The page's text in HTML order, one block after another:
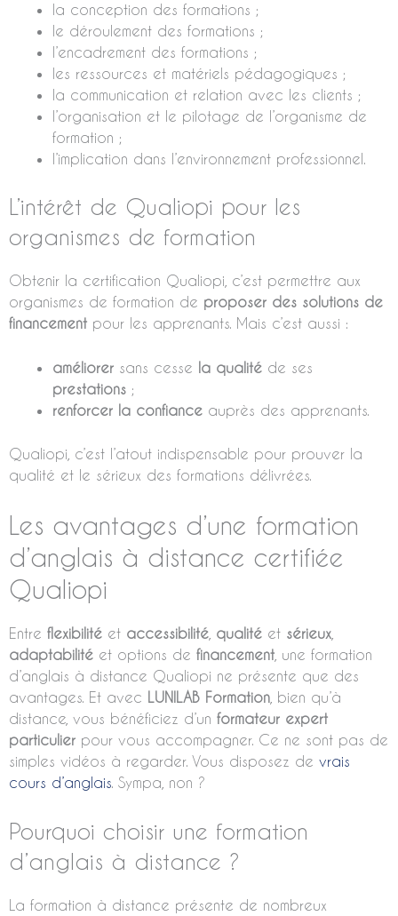
la conception des formations ;
le déroulement des formations ;
l’encadrement des formations ;
les ressources et matériels pédagogiques ;
la communication et relation avec les clients ;
l’organisation et le pilotage de l’organisme de
formation ;
l’implication dans l’environnement professionnel.
L’intérêt de Qualiopi pour les
organismes de formation
Obtenir la certification Qualiopi, c’est permettre aux
organismes de formation de proposer des solutions de
financement pour les apprenants. Mais c’est aussi :
améliorer sans cesse la qualité de ses
prestations ;
renforcer la confiance auprès des apprenants.
Qualiopi, c’est l’atout indispensable pour prouver la
qualité et le sérieux des formations délivrées.
Les avantages d’une formation
d’anglais à distance certifiée
Qualiopi
Entre flexibilité et accessibilité qualité et sérieux
adaptabilité et options de financement , une formation
d’anglais à distance Qualiopi ne présente que des
avantages. Et avec LUNILAB Formation , bien qu’à
distance, vous bénéficiez d’un formateur expert
particulier pour vous accompagner. Ce ne sont pas de
simples vidéos à regarder. Vous disposez de vrais
cours d’anglais. Sympa, non ?
Pourquoi choisir une formation
d’anglais à distance ?
La formation à distance présente de nombreux